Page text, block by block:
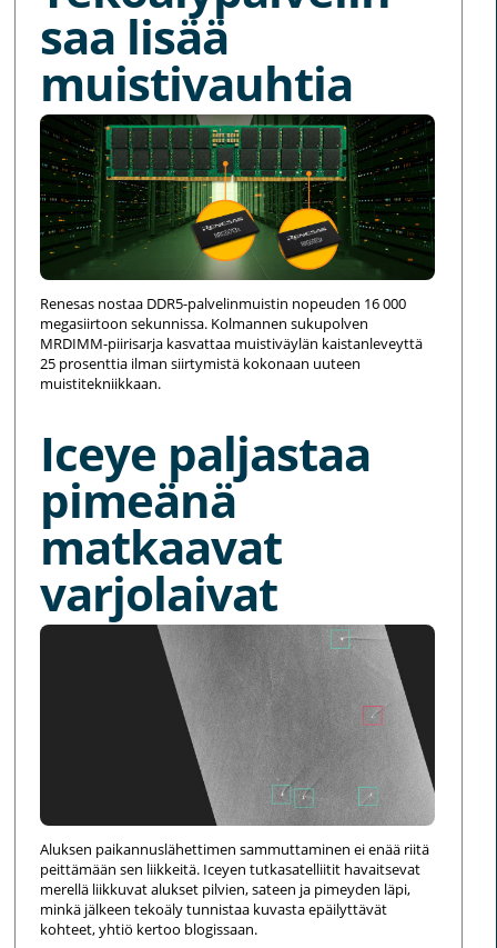
saa lisää
muistivauhtia
Renesas nostaa DDR5-palvelinmuistin nopeuden 16 000
megasiirtoon sekunnissa. Kolmannen sukupolven
MRDIMM-piirisarja kasvattaa muistiväylän kaistanleveyttä
25 prosenttia ilman siirtymistä kokonaan uuteen
muistitekniikkaan.
Iceye paljastaa
pimeänä
matkaavat
varjolaivat
Aluksen paikannuslähettimen sammuttaminen ei enää riitä
peittämään sen liikkeitä. Iceyen tutkasatelliitit havaitsevat
merellä liikkuvat alukset pilvien, sateen ja pimeyden läpi,
minkä jälkeen tekoäly tunnistaa kuvasta epäilyttävät
kohteet, yhtiö kertoo blogissaan.